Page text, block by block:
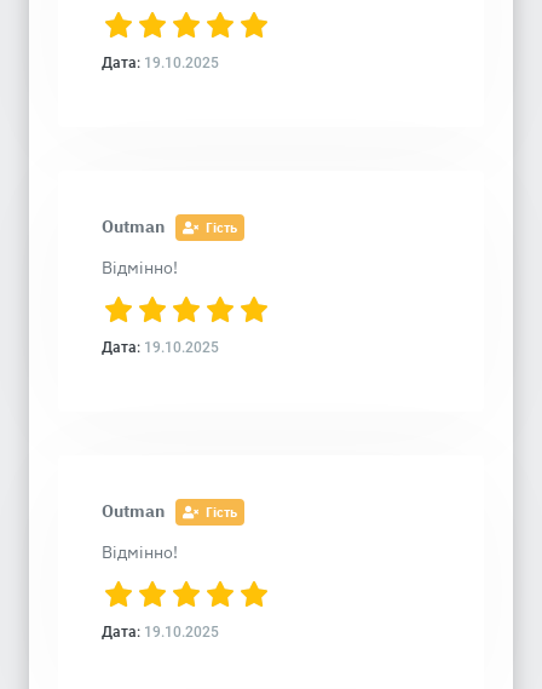
Дата: 19.10.2025
Outman Гість
Відмінно!
Дата: 19.10.2025
Outman Гість
Відмінно!
Дата: 19.10.2025